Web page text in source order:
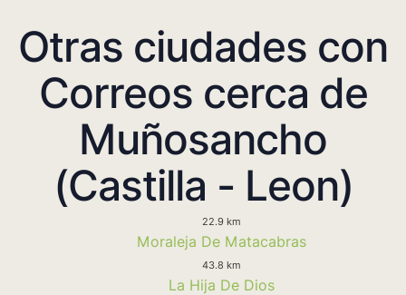
Otras ciudades con
Correos cerca de
Muñosancho
(Castilla - Leon)
22.9 km
Moraleja De Matacabras
43.8 km
La Hija De Dios